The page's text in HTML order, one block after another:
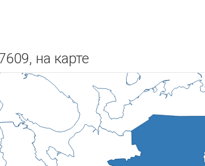
на карте